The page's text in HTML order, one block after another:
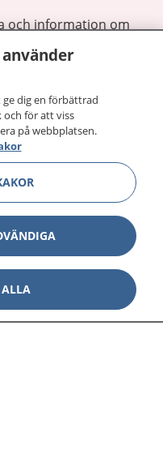
och information om
och göra dina
1177 för
bättre.
Visa
Visa
Visa
dig en förbättrad
och för att viss
på webbplatsen.